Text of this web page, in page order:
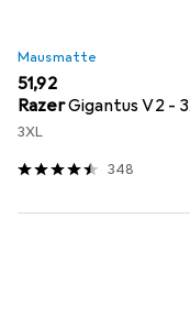
Mausmatte
EUR
51,92
RazerGigantus V2 -
3XL
348